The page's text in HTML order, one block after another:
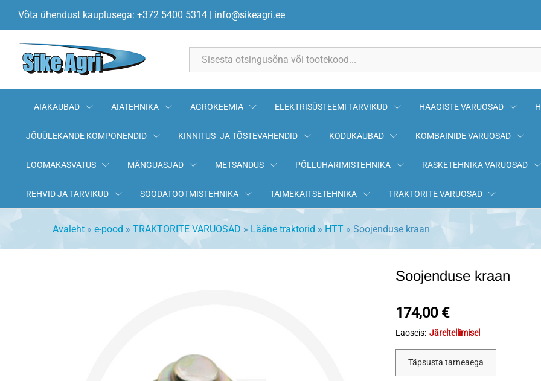
Võta ühendust kauplusega: +372 5400 5314 | info@sikeagri.ee
AIAKAUBAD AIATEHNIKA AGROKEEMIA ELEKTRISÜSTEEMI TARVIKUD HAAGISTE VARUOSAD
JÕUÜLEKANDE KOMPONENDID KINNITUS- JA TÕSTEVAHENDID KODUKAUBAD KOMBAINIDE VARUOSAD
LOOMAKASVATUS MÄNGUASJAD METSANDUS PÕLLUHARIMISTEHNIKA RASKETEHNIKA VARUOSAD
REHVID JA TARVIKUD SÖÖDATOOTMISTEHNIKA TAIMEKAITSETEHNIKA TRAKTORITE VARUOSAD
Avaleht » e-pood » TRAKTORITE VARUOSAD » Lääne traktorid » HTT » Soojenduse kraan
Soojenduse kraan
174,00 €
Laoseis: Järeltellimisel
Täpsusta tarneaega
Soojenduse kraan